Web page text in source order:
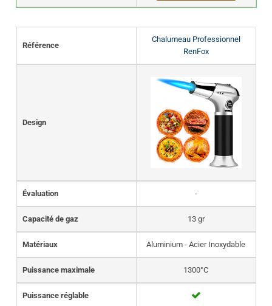
Référence
Chalumeau Professionnel
RenFox
Design
Évaluation -
Capacité de gaz 13 gr
Matériaux Aluminium - Acier Inoxydable
Puissance maximale 1300°C
Puissance réglable